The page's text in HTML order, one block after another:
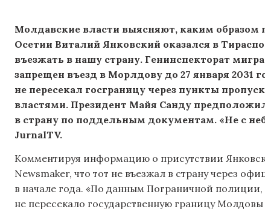
Молдавские власти выясняют, каким
Осетии Виталий Янковский оказался в
въезжать в нашу страну. Генинспекторат
запрещен въезд в Морлдову до 27 января 2031
не пересекал госграницу через пункты
властями. Президент Майя Санду
в страну по поддельным документам. «Не с
JurnalTV.
Комментируя информацию о присутствии
Newsmaker, что тот не въезжал в страну через
в начале года. «По данным Пограничной
не пересекало государственную границу